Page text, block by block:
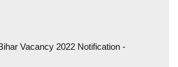
Vacancy 2022 Notification -